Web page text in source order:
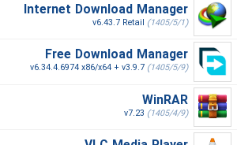
Internet Download Manager
v6.43.7 Retail (1405/5/1)
Free Download Manager
v6.34.4.6974 x86/x64 + v3.9.7 (1405/5/9)
WinRAR
v7.23 (1405/4/9)